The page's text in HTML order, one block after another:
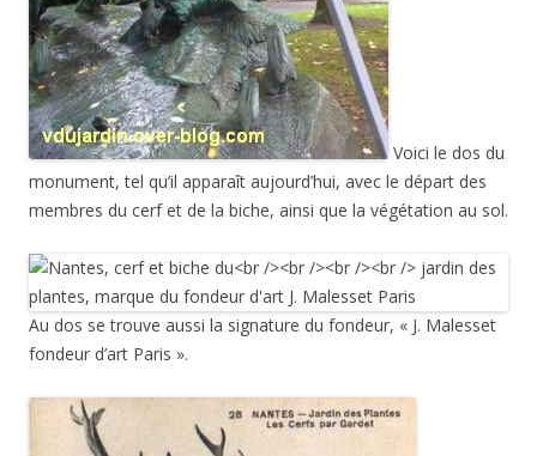
Voici le dos du
monument, tel qu’il apparaît aujourd’hui, avec le départ des
membres du cerf et de la biche, ainsi que la végétation au sol.
Au dos se trouve aussi la signature du fondeur, « J. Malesset
fondeur d’art Paris ».